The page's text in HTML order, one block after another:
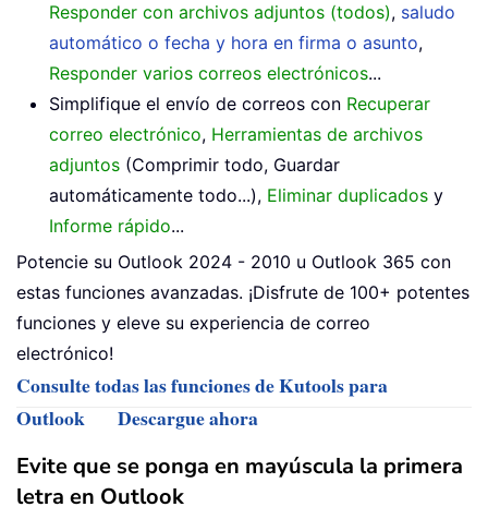
Responder con archivos adjuntos (todos), saludo
automático o fecha y hora en firma o asunto,
Responder varios correos electrónicos...
Simplifique el envío de correos con Recuperar
correo electrónico, Herramientas de archivos
adjuntos (Comprimir todo, Guardar
automáticamente todo...), Eliminar duplicados y
Informe rápido...
Potencie su Outlook 2024 - 2010 u Outlook 365 con
estas funciones avanzadas. ¡Disfrute de 100+ potentes
funciones y eleve su experiencia de correo
electrónico!
Consulte todas las funciones de Kutools para
Outlook
Descargue ahora
Evite que se ponga en mayúscula la primera
letra en Outlook